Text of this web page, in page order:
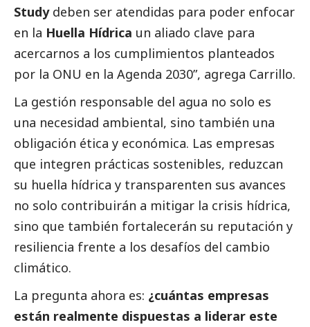
Studydeben ser atendidas para poder enfocar
en la Huella Hídrica un aliado clave para
acercarnos a los cumplimientos planteados
por la ONU en la Agenda 2030”, agrega Carrillo.
La gestión responsable del agua no solo es
una necesidad ambiental, sino también una
obligación ética y económica. Las empresas
que integren prácticas sostenibles, reduzcan
su huella hídrica y transparenten sus avances
no solo contribuirán a mitigar la crisis hídrica,
sino que también fortalecerán su reputación y
resiliencia frente a los desafíos del cambio
climático.
La pregunta ahora es: ¿cuántas empresas
están realmente dispuestas a liderar este